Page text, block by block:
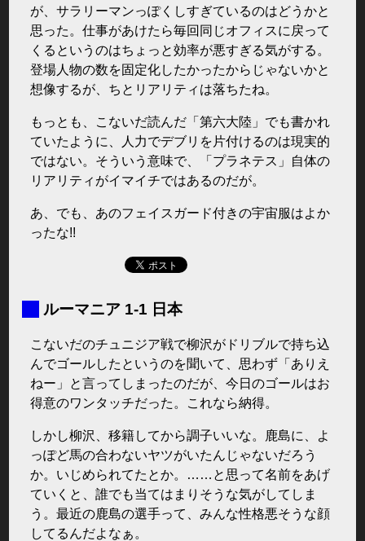
が、サラリーマンっぽくしすぎているのはどうかと
思った。仕事があけたら毎回同じオフィスに戻って
くるというのはちょっと効率が悪すぎる気がする。
登場人物の数を固定化したかったからじゃないかと
想像するが、ちとリアリティは落ちたね。
もっとも、こないだ読んだ「第六大陸」でも書かれ
ていたように、人力でデブリを片付けるのは現実的
ではない。そういう意味で、「プラネテス」自体の
リアリティがイマイチではあるのだが。
あ、でも、あのフェイスガード付きの宇宙服はよか
ったな!!
ルーマニア 1-1 日本
こないだのチュニジア戦で柳沢がドリブルで持ち込
んでゴールしたというのを聞いて、思わず「ありえ
ねー」と言ってしまったのだが、今日のゴールはお
得意のワンタッチだった。これなら納得。
しかし柳沢、移籍してから調子いいな。鹿島に、よ
っぽど馬の合わないヤツがいたんじゃないだろう
か。いじめられてたとか。……と思って名前をあげ
ていくと、誰でも当てはまりそうな気がしてしま
う。最近の鹿島の選手って、みんな性格悪そうな顔
してるんだよなぁ。